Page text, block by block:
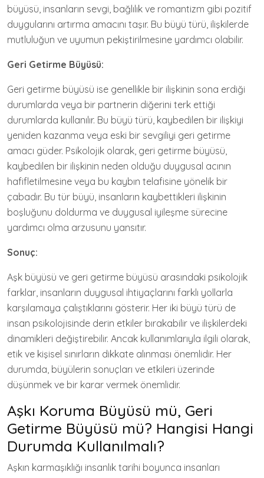
büyüsü, insanların sevgi, bağlılık ve romantizm gibi pozitif
duygularını artırma amacını taşır. Bu büyü türü, ilişkilerde
mutluluğun ve uyumun pekiştirilmesine yardımcı olabilir.
Geri Getirme Büyüsü:
Geri getirme büyüsü ise genellikle bir ilişkinin sona erdiği
durumlarda veya bir partnerin diğerini terk ettiği
durumlarda kullanılır. Bu büyü türü, kaybedilen bir ilişkiyi
yeniden kazanma veya eski bir sevgiliyi geri getirme
amacı güder. Psikolojik olarak, geri getirme büyüsü,
kaybedilen bir ilişkinin neden olduğu duygusal acının
hafifletilmesine veya bu kaybın telafisine yönelik bir
çabadır. Bu tür büyü, insanların kaybettikleri ilişkinin
boşluğunu doldurma ve duygusal iyileşme sürecine
yardımcı olma arzusunu yansıtır.
Sonuç:
Aşk büyüsü ve geri getirme büyüsü arasındaki psikolojik
farklar, insanların duygusal ihtiyaçlarını farklı yollarla
karşılamaya çalıştıklarını gösterir. Her iki büyü türü de
insan psikolojisinde derin etkiler bırakabilir ve ilişkilerdeki
dinamikleri değiştirebilir. Ancak kullanımlarıyla ilgili olarak,
etik ve kişisel sınırların dikkate alınması önemlidir. Her
durumda, büyülerin sonuçları ve etkileri üzerinde
düşünmek ve bir karar vermek önemlidir.
Aşkı Koruma Büyüsü mü, Geri
Getirme Büyüsü mü? Hangisi Hangi
Durumda Kullanılmalı?
Aşkın karmaşıklığı insanlık tarihi boyunca insanları